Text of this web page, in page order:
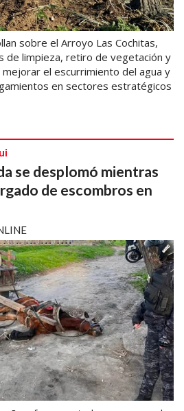
sobre el Arroyo Las Cochitas,
de limpieza, retiro de vegetación y
el escurrimiento del agua y
en sectores estratégicos
se desplomó mientras
de escombros en